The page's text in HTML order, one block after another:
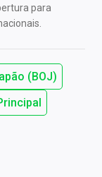
para
(BOJ)